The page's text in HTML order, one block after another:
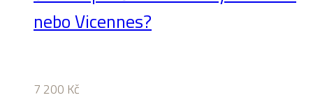
nebo Vicennes?
7 200 Kč